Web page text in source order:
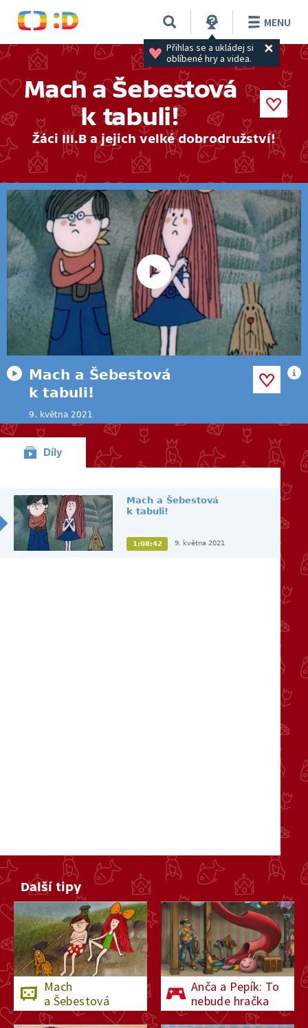
Přihlas se a ukládej si
oblíbené hry a videa.
MENU
Mach a Šebestová
k tabuli!
Žáci III.B a jejich velké dobrodružství!
Mach a Šebestová
k tabuli!
9. května 2021
Díly
Mach a Šebestová
k tabuli!
1:08:42 9. května 2021
Další tipy
Mach
a Šebestová
Anča a Pepík: To
nebude hračka